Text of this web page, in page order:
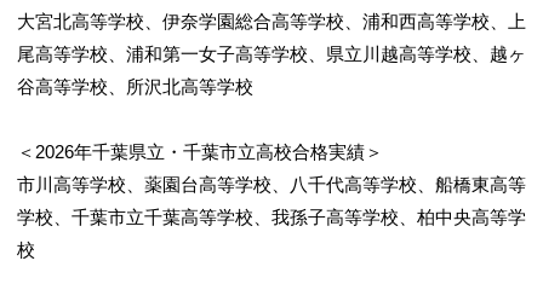
大宮北高等学校、伊奈学園総合高等学校、浦和西高等学校、上
尾高等学校、浦和第一女子高等学校、県立川越高等学校、越ヶ
谷高等学校、所沢北高等学校
＜2026年千葉県立・千葉市立高校合格実績＞
市川高等学校、薬園台高等学校、八千代高等学校、船橋東高等
学校、千葉市立千葉高等学校、我孫子高等学校、柏中央高等学
校